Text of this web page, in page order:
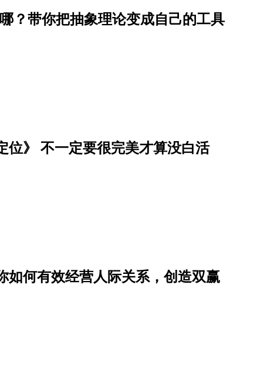
？带你把抽象理论变成自己的工具
位》 不一定要很完美才算没白活
如何有效经营人际关系，创造双赢